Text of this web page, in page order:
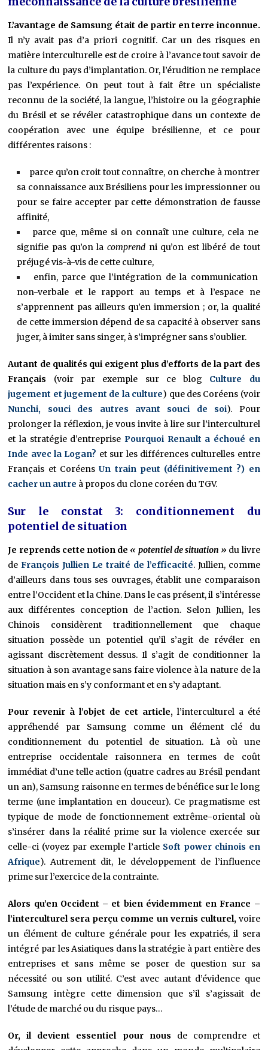
L’avantage de Samsung était de partir en terre inconnue.
Il n’y avait pas d’a priori cognitif. Car un des risques en
matière interculturelle est de croire à l’avance tout savoir de
la culture du pays d’implantation. Or, l’érudition ne remplace
pas l’expérience. On peut tout à fait être un spécialiste
reconnu de la société, la langue, l’histoire ou la géographie
du Brésil et se révéler catastrophique dans un contexte de
coopération avec une équipe brésilienne, et ce pour
différentes raisons :
parce qu’on croit tout connaître, on cherche à montrer
sa connaissance aux Brésiliens pour les impressionner ou
pour se faire accepter par cette démonstration de fausse
affinité,
parce que, même si on connaît une culture, cela ne
signifie pas qu’on la comprendni qu’on est libéré de tout
préjugé vis-à-vis de cette culture,
enfin, parce que l’intégration de la communication
non-verbale et le rapport au temps et à l’espace ne
s’apprennent pas ailleurs qu’en immersion ; or, la qualité
de cette immersion dépend de sa capacité à observer sans
juger, à imiter sans singer, à s’imprégner sans s’oublier.
Autant de qualités qui exigent plus d’efforts de la part des
Français (voir par exemple sur ce blog Culture du
jugement et jugement de la culture) que des Coréens (voir
Nunchi, souci des autres avant souci de soi). Pour
prolonger la réflexion, je vous invite à lire sur l’interculturel
et la stratégie d’entreprise Pourquoi Renault a échoué en
Inde avec la Logan? et sur les différences culturelles entre
Français et CoréensUn train peut (définitivement ?) en
cacher un autre à propos du clone coréen du TGV.
Sur le constat 3: conditionnement du
potentiel de situation
Je reprends cette notion de « potentiel de situation » du livre
deFrançois Jullien Le traité de l’efficacité. Jullien, comme
d’ailleurs dans tous ses ouvrages, établit une comparaison
entre l’Occident et la Chine. Dans le cas présent, il s’intéresse
aux différentes conception de l’action. Selon Jullien, les
Chinois considèrent traditionnellement que chaque
situation possède un potentiel qu’il s’agit de révéler en
agissant discrètement dessus. Il s’agit de conditionner la
situation à son avantage sans faire violence à la nature de la
situation mais en s’y conformant et en s’y adaptant.
Pour revenir à l’objet de cet article,l’interculturel a été
appréhendé par Samsung comme un élément clé du
conditionnement du potentiel de situation. Là où une
entreprise occidentale raisonnera en termes de coût
immédiat d’une telle action (quatre cadres au Brésil pendant
un an), Samsung raisonne en termes de bénéfice sur le long
terme (une implantation en douceur). Ce pragmatisme est
typique de mode de fonctionnement extrême-oriental où
s’insérer dans la réalité prime sur la violence exercée sur
celle-ci (voyez par exemple l’article Soft power chinois en
Afrique).Autrement dit, le développement de l’influence
prime sur l’exercice de la contrainte.
Alors qu’en Occident – et bien évidemment en France –
l’interculturel sera perçu comme un vernis culturel, voire
un élément de culture générale pour les expatriés, il sera
intégré par les Asiatiques dans la stratégie à part entière des
entreprises et sans même se poser de question sur sa
nécessité ou son utilité. C’est avec autant d’évidence que
Samsung intègre cette dimension que s’il s’agissait de
l’étude de marché ou du risque pays…
Or, il devient essentiel pour nous de comprendre et